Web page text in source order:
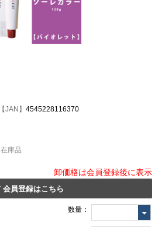
【JAN】 4545228116370
在庫品
卸価格は会員登録後に表示
会員登録はこちら
数量：